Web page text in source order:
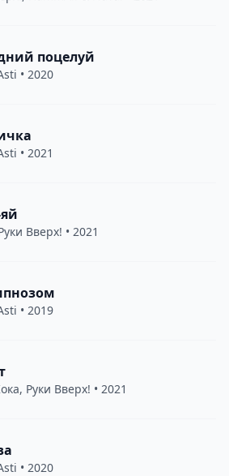
поцелуй
• 2020
• 2021
Вверх! • 2021
• 2019
, Руки Вверх! • 2021
• 2020